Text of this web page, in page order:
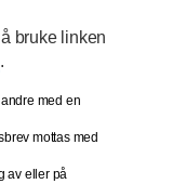
bruke linken
.
med en
mottas med
av eller på